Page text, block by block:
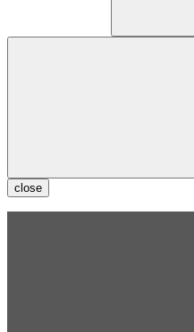
close